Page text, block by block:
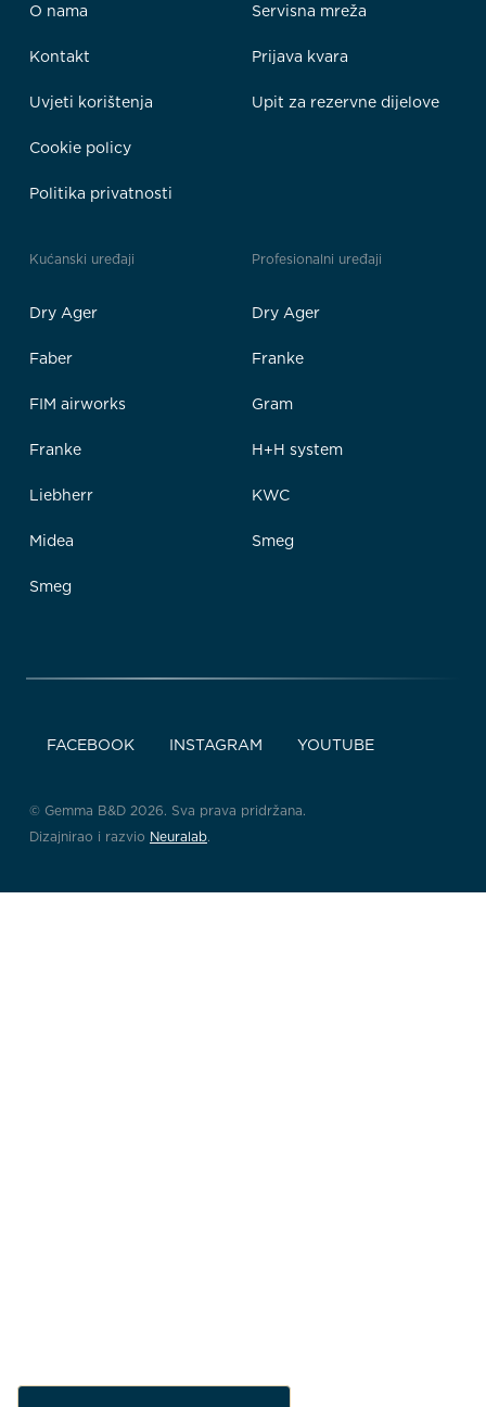
O nama
Kontakt
Uvjeti korištenja
Cookie policy
Politika privatnosti
Servisna mreža
Prijava kvara
Upit za rezervne dijelove
Kućanski uređaji
Dry Ager
Faber
FIM airworks
Franke
Liebherr
Midea
Smeg
Profesionalni uređaji
Dry Ager
Franke
Gram
H+H system
KWC
Smeg
FACEBOOK INSTAGRAM YOUTUBE
© Gemma B&D 2026. Sva prava pridržana.
Dizajnirao i razvio Neuralab.